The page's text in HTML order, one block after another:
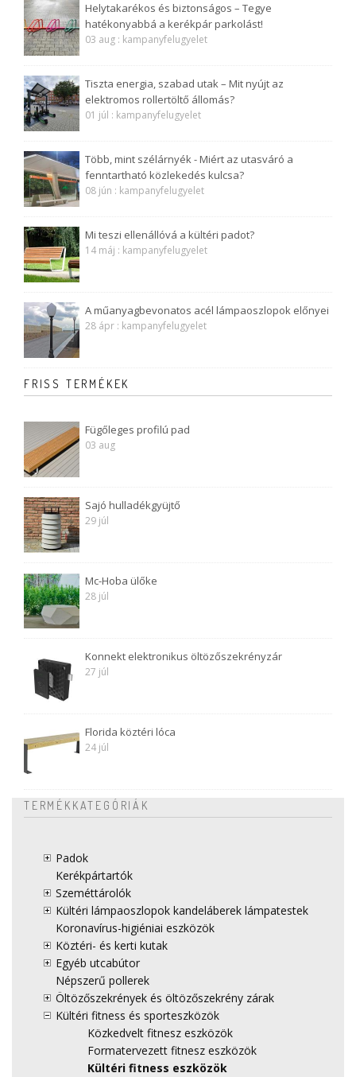
Helytakarékos és biztonságos – Tegye
hatékonyabbá a kerékpár parkolást!
03 aug : kampanyfelugyelet
Tiszta energia, szabad utak – Mit nyújt az
elektromos rollertöltő állomás?
01 júl : kampanyfelugyelet
Több, mint szélárnyék - Miért az utasváró a
fenntartható közlekedés kulcsa?
08 jún : kampanyfelugyelet
Mi teszi ellenállóvá a kültéri padot?
14 máj : kampanyfelugyelet
A műanyagbevonatos acél lámpaoszlopok előnyei
28 ápr : kampanyfelugyelet
FRISS TERMÉKEK
Fügőleges profilú pad
03 aug
Sajó hulladékgyüjtő
29 júl
Mc-Hoba ülőke
28 júl
Konnekt elektronikus öltözőszekrényzár
27 júl
Florida köztéri lóca
24 júl
TERMÉKKATEGÓRIÁK
Padok
Kerékpártartók
Szeméttárolók
Kültéri lámpaoszlopok kandeláberek lámpatestek
Koronavírus-higiéniai eszközök
Köztéri- és kerti kutak
Egyéb utcabútor
Népszerű pollerek
Öltözőszekrények és öltözőszekrény zárak
Kültéri fitness és sporteszközök
Közkedvelt fitnesz eszközök
Formatervezett fitnesz eszközök
Kültéri fitness eszközök